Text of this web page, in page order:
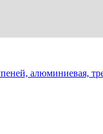
алюминиевая,